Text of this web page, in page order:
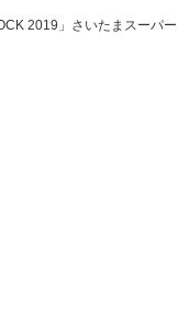
2019」さいたまスーパ